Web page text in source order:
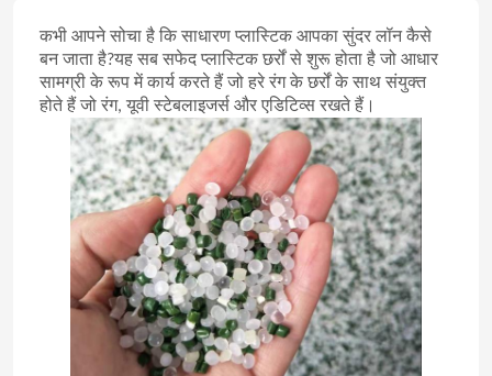
कभी आपने सोचा है कि साधारण प्लास्टिक आपका सुंदर लॉन कैसे
बन जाता है?यह सब सफेद प्लास्टिक छर्रों से शुरू होता है जो आधार
सामग्री के रूप में कार्य करते हैं जो हरे रंग के छर्रों के साथ संयुक्त
होते हैं जो रंग, यूवी स्टेबलाइजर्स और एडिटिव्स रखते हैं।